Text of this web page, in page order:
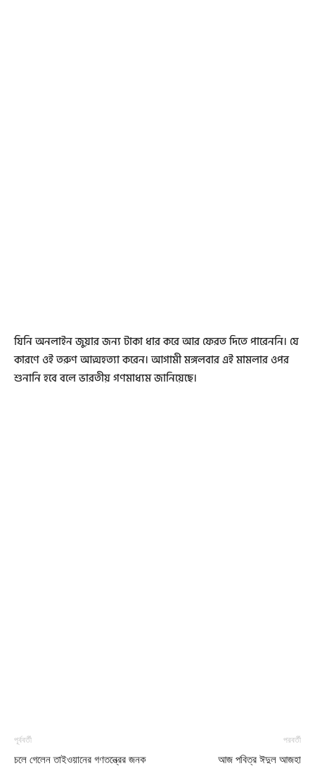
যিনি অনলাইন জুয়ার জন্য টাকা ধার করে আর ফেরত দিতে পারেননি। যে
কারণে ওই তরুণ আত্মহত্যা করেন। আগামী মঙ্গলবার এই মামলার ওপর
শুনানি হবে বলে ভারতীয় গণমাধ্যম জানিয়েছে।
পূর্ববর্তী
চলে গেলেন তাইওয়ানের গণতন্ত্রের জনক
পরবর্তী
আজ পবিত্র ঈদুল আজহা